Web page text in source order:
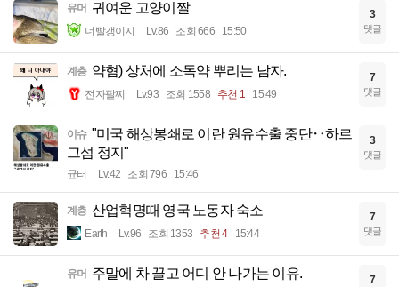
유머 귀여운 고양이짤
너빨갱이지 Lv.86 조회 666 15:50
3
댓글
계층 약혐) 상처에 소독약 뿌리는 남자.
전자팔찌 Lv.93 조회 1558 추천 1 15:49
7
댓글
이슈 "미국 해상봉쇄로 이란 원유수출 중단‥하르
그섬 정지"
균터 Lv.42 조회 796 15:46
3
댓글
계층 산업혁명때 영국 노동자 숙소
Earth Lv.96 조회 1353 추천 4 15:44
7
댓글
유머 주말에 차 끌고 어디 안 나가는 이유. 7